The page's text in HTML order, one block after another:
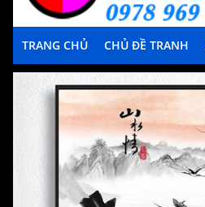
TRANG CHỦ CHỦ ĐỀ TRANH